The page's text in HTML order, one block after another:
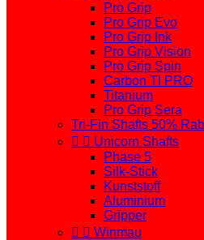
Pro Grip
Pro Grip Evo
Pro Grip Ink
Pro Grip Vision
Pro Grip Spin
Carbon TI PRO
Titanium
Pro Grip Sera
Tri-Fin Shafts 50%
  Unicorn Shafts
Phase 5
Silk-Stick
Kunststoff
Aluminium
Gripper
  Winmau